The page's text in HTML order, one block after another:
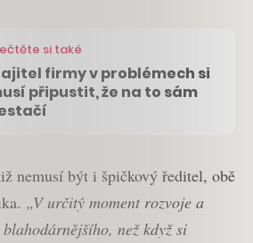
si také
firmy v problémech si
připustit, že na to sám
nemusí být i špičkový ředitel, obě
„V určitý moment rozvoje a
než když si